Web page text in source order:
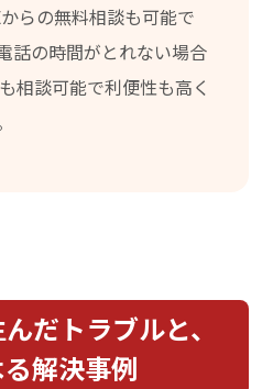
らの無料相談も可能で
話の時間がとれない場合
相談可能で利便性も高く
だトラブルと、
解決事例